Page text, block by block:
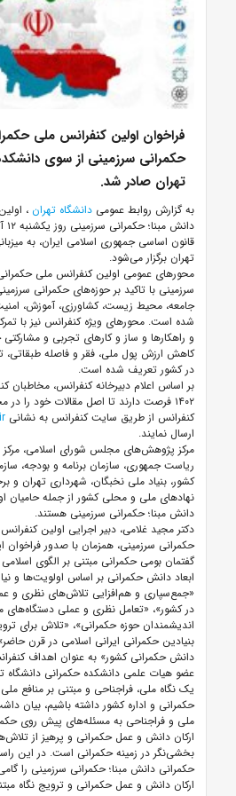
فراخوان اولین کنفرانس ملی
حکمرانی سرزمینی از سوی
تهران صادر شد.
به گزارش روابط عمومی دانشگاه تهران ،
قانون اساسی جمهوری اسلامی ایران، به
تهران برگزار می‌شود.
محورهای عمومی اولین کنفرانس ملی
سرزمینی با تاکید بر حوزه‌های حکمرانی
جامعه، محیط زیست، کشاورزی، آموزش،
شده است. محورهای ویژه کنفرانس نیز با
و راهکارها و ساز و کارهای تجربی و
کاهش ارزش پول ملی، فقر و فاصله طبقاتی،
در کشور تعریف شده است.
۱۴۰۲ فرصت دارند تا اصل مقالات خود را
کنفرانس از طریق سایت کنفرانس به نشانی
ارسال نمایند.
مرکز پژوهش‌های مجلس شورای اسلامی، مرکز
ریاست جمهوری، سازمان برنامه و بودجه،
کشور، بنیاد ملی نخبگان، شهرداری تهران و
نهادهای ملی و محلی کشور از جمله حامیان
دانش مبنا؛ حکمرانی سرزمینی هستند.
دکتر مجید غلامی، دبیر اجرایی اولین
حکمرانی سرزمینی، همزمان با صدور فراخوان
گفتمان بومی حکمرانی مبتنی بر الگوی
ابعاد دانش حکمرانی بر اساس اولویت‌ها و
«جمع‌سپاری و هم‌افزایی تلاش‌های نظری و
در کشور»، «تعامل نظری و عملی
اندیشمندان حوزه حکمرانی»، «تلاش برای
بنیادین حکمرانی ایرانی اسلامی در قرن
دانش حکمرانی کشور» به عنوان اهداف
عضو هیات علمی دانشکده حکمرانی دانشگاه
یک نگاه ملی، فراجناحی و مبتنی بر منافع
حکمرانی و اداره کشور داشته باشیم، بیان
ملی و فراجناحی به مسئله‌های پیش روی
ارکان دانش و عمل حکمرانی و پرهیز از
بخشی‌نگر در زمینه حکمرانی است. در این
حکمرانی دانش مبنا؛ حکمرانی سرزمینی را
ارکان دانش و عمل حکمرانی و ترویج نگاه